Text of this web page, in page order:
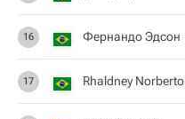
16 Фернандо Эдсон
17 Rhaldney Norberto